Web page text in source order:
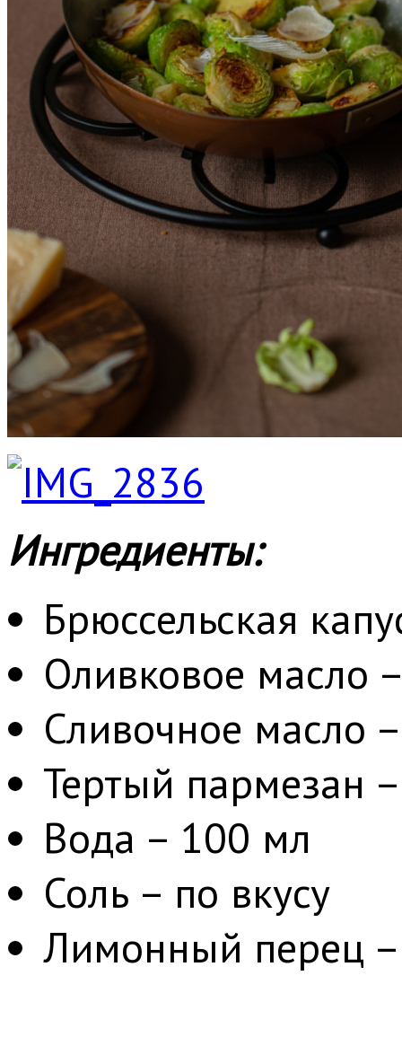
Ингредиенты:
Брюссельская
Оливковое масло
Сливочное масло
Тертый пармезан
Вода – 100 мл
Соль – по вкусу
Лимонный перец –